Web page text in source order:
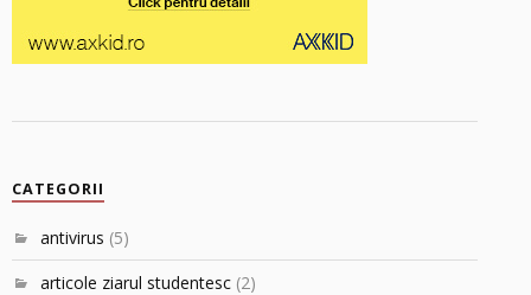
CATEGORII
antivirus (5)
articole ziarul studentesc (2)